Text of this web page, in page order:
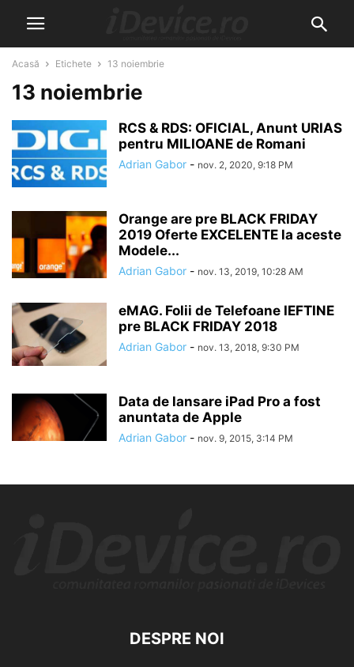
Acasă Etichete 13 noiembrie
13 noiembrie
RCS & RDS: OFICIAL, Anunt URIAS
pentru MILIOANE de Romani
Adrian Gabor - nov. 2, 2020, 9:18 PM
Orange are pre BLACK FRIDAY
2019 Oferte EXCELENTE la aceste
Modele...
Adrian Gabor - nov. 13, 2019, 10:28 AM
eMAG. Folii de Telefoane IEFTINE
pre BLACK FRIDAY 2018
Adrian Gabor - nov. 13, 2018, 9:30 PM
Data de lansare iPad Pro a fost
anuntata de Apple
Adrian Gabor - nov. 9, 2015, 3:14 PM
DESPRE NOI